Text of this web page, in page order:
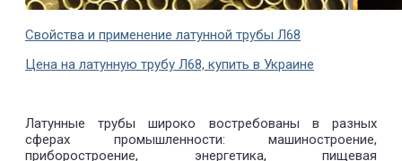
Свойства и применение латунной трубы Л68
Цена на латунную трубу Л68, купить в Украине
Латунные трубы широко востребованы в разных
сферах промышленности: машиностроение,
приборостроение, энергетика, пищевая